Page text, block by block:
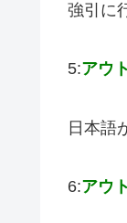
強引に
5:アウ
日本語
6:アウ